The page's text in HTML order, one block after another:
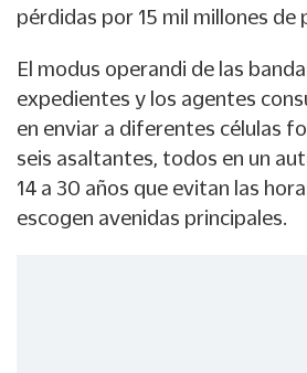
pérdidas por 15 mil millones de
El modus operandi de las
expedientes y los agentes
en enviar a diferentes células
seis asaltantes, todos en un
14 a 30 años que evitan las
escogen avenidas principales.